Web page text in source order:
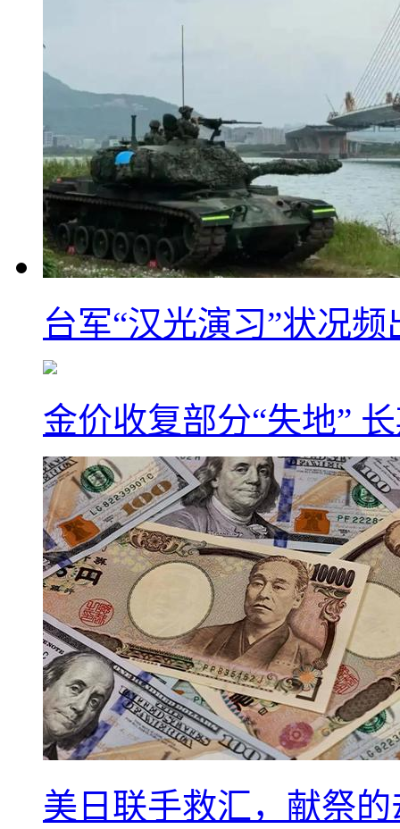
台军“汉光演习”状况
金价收复部分“失地”
美日联手救汇，献祭